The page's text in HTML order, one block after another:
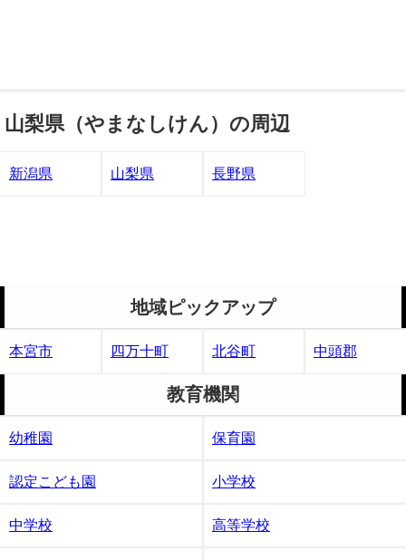
山梨県（やまなしけん）の周辺
新潟県 山梨県 長野県
地域ピックアップ
本宮市 四万十町 北谷町 中頭郡
教育機関
幼稚園 保育園
認定こども園 小学校
中学校 高等学校